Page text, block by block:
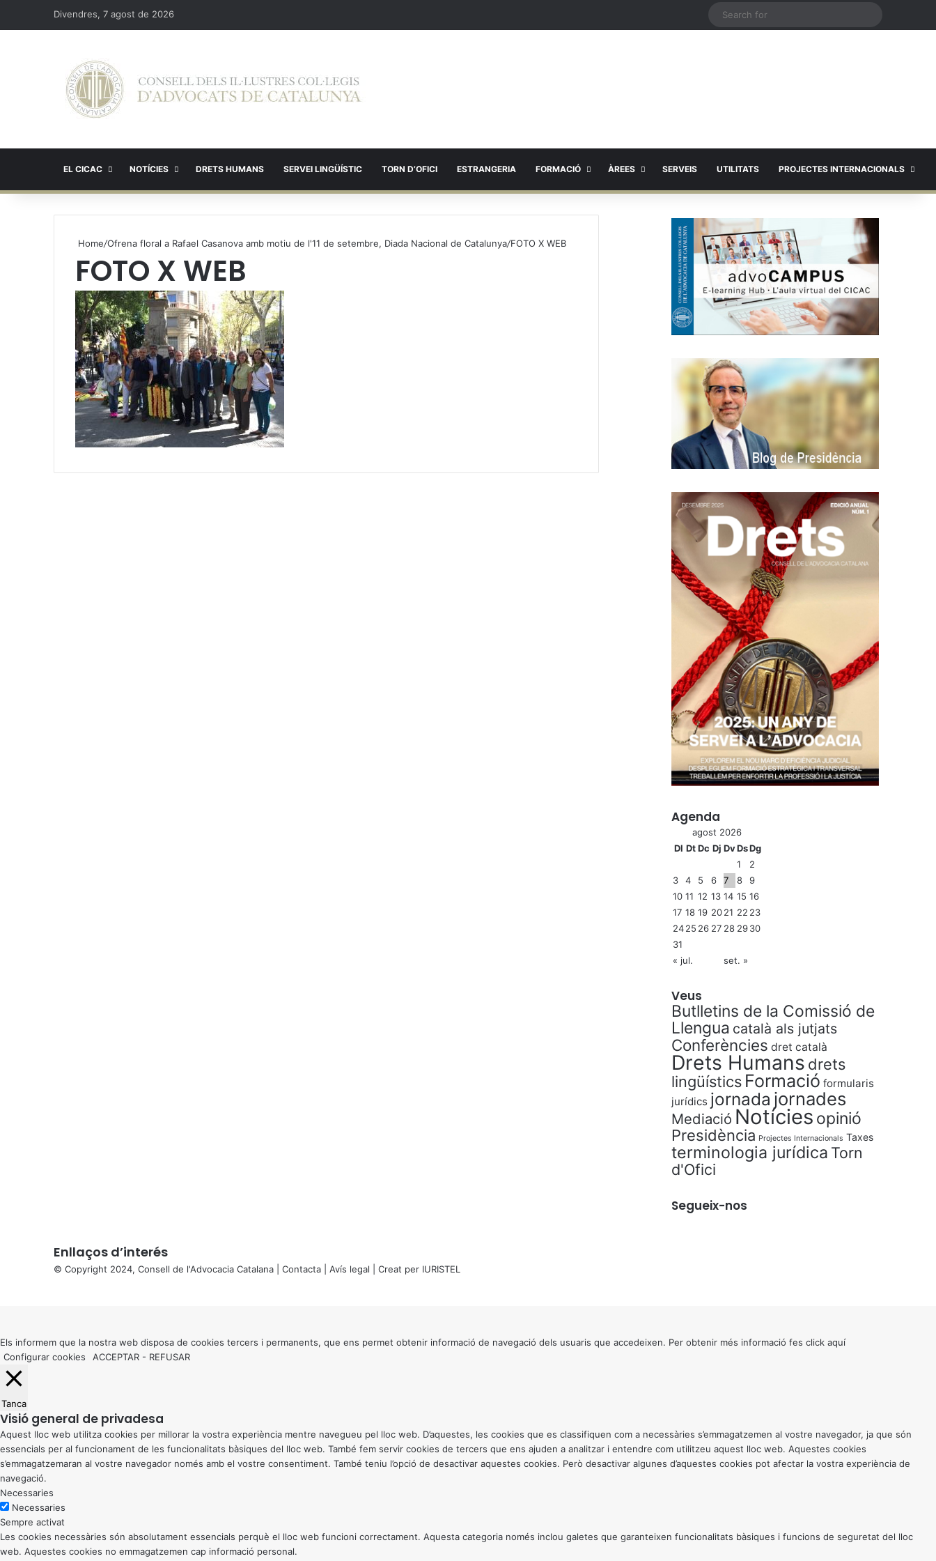
Divendres, 7 agost de 2026
EL CICAC NOTÍCIES DRETS HUMANS SERVEI LINGÜÍSTIC TORN D’OFICI ESTRANGERIA FORMACIÓ ÀREES SERVEIS UTILITATS PROJECTES INTERNACIONALS
Home/Ofrena floral a Rafael Casanova amb motiu de l'11 de setembre, Diada Nacional de Catalunya/FOTO X WEB
FOTO X WEB
Agenda
agost 2026
Dl Dt Dc Dj DvDsDg
1
2
3
4 5 6 7 8
9
10 11 12 13 14 15 16
17 18 19 2021 22 23
2425 26 27 28 2930
31
« jul.
set. »
Veus
Butlletins de la Comissió de
Llengua català als jutjats
Conferències dret català
Drets Humans drets
lingüístics Formació formularis
jurídics jornada jornades
Mediació Notícies opinió
Presidència Projectes Internacionals Taxes
terminologia jurídica Torn
d'Ofici
Segueix-nos
Enllaços d’interés
© Copyright 2024, Consell de l'Advocacia Catalana | Contacta Avís legal | Creat per IURISTEL
button
Els informem que la nostra web disposa de cookies tercers i permanents, que ens permet obtenir informació de navegació dels usuaris que accedeixen. Per obtenir més informació fes click aquí
Configurar cookies
ACCEPTAR - REFUSAR
Tanca
Visió general de privadesa
Aquest lloc web utilitza cookies per millorar la vostra experiència mentre navegueu pel lloc web. D’aquestes, les cookies que es classifiquen com a necessàries s’emmagatzemen al vostre navegador, ja que són
essencials per al funcionament de les funcionalitats bàsiques del lloc web. També fem servir cookies de tercers que ens ajuden a analitzar i entendre com utilitzeu aquest lloc web. Aquestes cookies
s’emmagatzemaran al vostre navegador només amb el vostre consentiment. També teniu l’opció de desactivar aquestes cookies. Però desactivar algunes d’aquestes cookies pot afectar la vostra experiència de
navegació.
Necessaries
Necessaries
Sempre activat
Les cookies necessàries són absolutament essencials perquè el lloc web funcioni correctament. Aquesta categoria només inclou galetes que garanteixen funcionalitats bàsiques i funcions de seguretat del lloc
web. Aquestes cookies no emmagatzemen cap informació personal.